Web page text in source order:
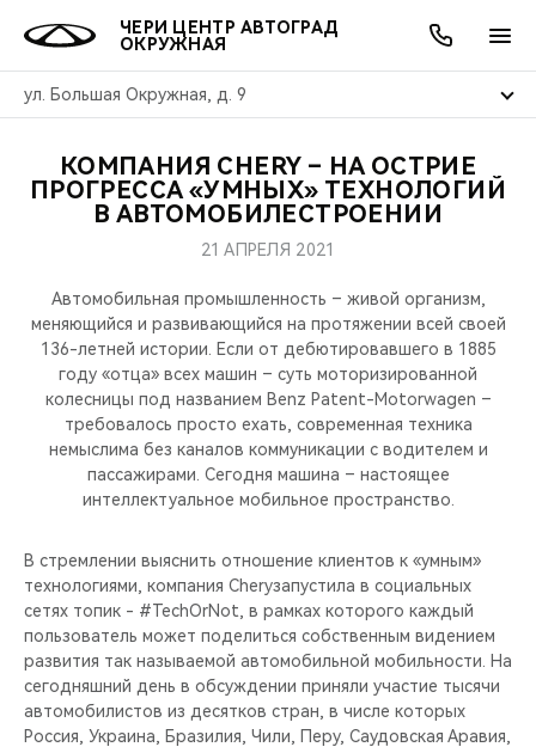
ЧЕРИ ЦЕНТР АВТОГРАД
ОКРУЖНАЯ
ул. Большая Окружная, д. 9
МОДЕЛИ
СЕДАНЫ
НОВИНКИ
ПОКУПАТЕЛЯМ
КРЕДИТ И СТРАХОВАНИЕ
ВЛАДЕЛЬЦАМ
ЗАПЧАСТИ И АКСЕССУАРЫ
ПОДДЕРЖКА
CHERY CONNECT
МИР CHERY
О БРЕНДЕ
CHERY В СОЦСЕТЯХ
ЛЮДИ CHERY
БЛАГОТВОРИТЕЛЬНОСТЬ
CHERY И СПОРТ
НАШИ МЕРОПРИЯТИЯ
ВИДЕООБЗОРЫ
АКЦИИ
ОНЛАЙН СЕРВИСЫ
КРЕДИТ
О КОМПАНИИ
МЫ В СОЦСЕТЯХ
КОМПАНИЯ CHERY – НА ОСТРИЕ
ПРОГРЕССА «УМНЫХ» ТЕХНОЛОГИЙ
В АВТОМОБИЛЕСТРОЕНИИ
21 АПРЕЛЯ 2021
Автомобильная промышленность – живой организм,
меняющийся и развивающийся на протяжении всей своей
136-летней истории. Если от дебютировавшего в 1885
году «отца» всех машин – суть моторизированной
колесницы под названием Benz Patent-Motorwagen –
требовалось просто ехать, современная техника
немыслима без каналов коммуникации с водителем и
пассажирами. Сегодня машина – настоящее
интеллектуальное мобильное пространство.
В стремлении выяснить отношение клиентов к «умным»
технологиями, компания Cheryзапустила в социальных
сетях топик - #TechOrNot, в рамках которого каждый
пользователь может поделиться собственным видением
развития так называемой автомобильной мобильности. На
сегодняшний день в обсуждении приняли участие тысячи
автомобилистов из десятков стран, в числе которых
Россия, Украина, Бразилия, Чили, Перу, Саудовская Аравия,